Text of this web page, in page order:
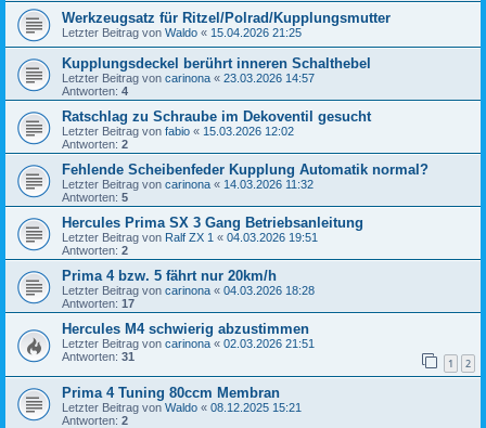
Werkzeugsatz für Ritzel/Polrad/Kupplungsmutter
Letzter Beitrag von Waldo « 15.04.2026 21:25
Kupplungsdeckel berührt inneren Schalthebel
Letzter Beitrag von carinona « 23.03.2026 14:57
Antworten: 4
Ratschlag zu Schraube im Dekoventil gesucht
Letzter Beitrag von fabio « 15.03.2026 12:02
Antworten: 2
Fehlende Scheibenfeder Kupplung Automatik normal?
Letzter Beitrag von carinona « 14.03.2026 11:32
Antworten: 5
Hercules Prima SX 3 Gang Betriebsanleitung
Letzter Beitrag von Ralf ZX 1 « 04.03.2026 19:51
Antworten: 2
Prima 4 bzw. 5 fährt nur 20km/h
Letzter Beitrag von carinona « 04.03.2026 18:28
Antworten: 17
Hercules M4 schwierig abzustimmen
Letzter Beitrag von carinona « 02.03.2026 21:51
Antworten: 31 1 2
Prima 4 Tuning 80ccm Membran
Letzter Beitrag von Waldo « 08.12.2025 15:21
Antworten: 2